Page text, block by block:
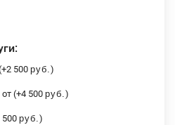
2 500 руб. )
(+4 500 руб. )
500 руб. )